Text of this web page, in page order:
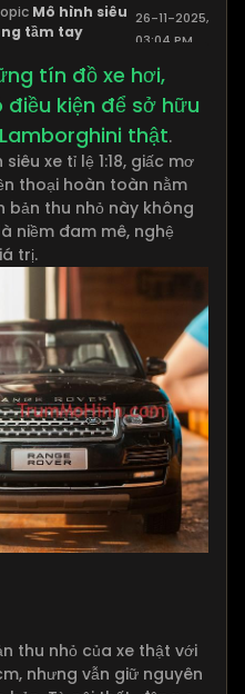
Mô hình siêu
tầm tay
26-11-2025,
03:04 PM
tín đồ xe hơi,
kiện để sở hữu
thật.
xe tỉ lệ 1:18, giấc mơ
thoại hoàn toàn nằm
bản thu nhỏ này không
niềm đam mê, nghệ
trị.
thu nhỏ của xe thật với
nhưng vẫn giữ nguyên